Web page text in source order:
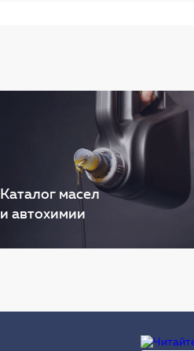
Каталог масел
и автохимии